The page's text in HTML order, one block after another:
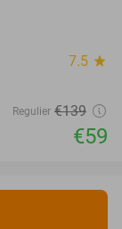
7.5 star
Regulier €139
€59